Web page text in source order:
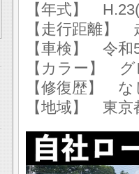
【年式】
【走行距離】
【車検】 令和
【カラー】 グ
【修復歴】 な
【地域】 東京